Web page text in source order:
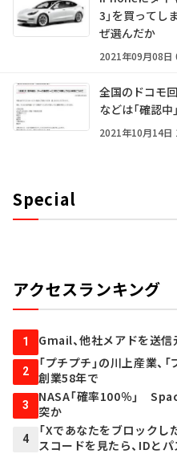
3」を買って
ぜ選んだか
2021年09月08日
全国のドコモ
などは「確認中
2021年10月14日
Special
アクセスランキング
1 Gmail、他社メアドを送
2
「プチプチ」の川上産業、
創業58年で
3
NASA「確率100％」
突か
4
「Xであなたをブロック
スコードを見たら、IDと